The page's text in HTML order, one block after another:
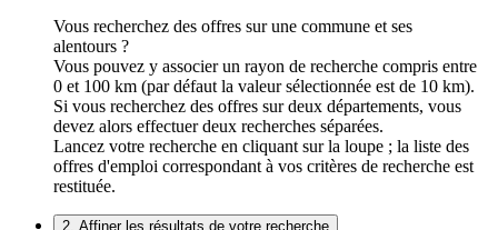
Vous recherchez des offres sur une commune et ses
alentours ?
Vous pouvez y associer un rayon de recherche compris entre
0 et 100 km (par défaut la valeur sélectionnée est de 10 km).
Si vous recherchez des offres sur deux départements, vous
devez alors effectuer deux recherches séparées.
Lancez votre recherche en cliquant sur la loupe ; la liste des
offres d'emploi correspondant à vos critères de recherche est
restituée.
2. Affiner les résultats de votre recherche